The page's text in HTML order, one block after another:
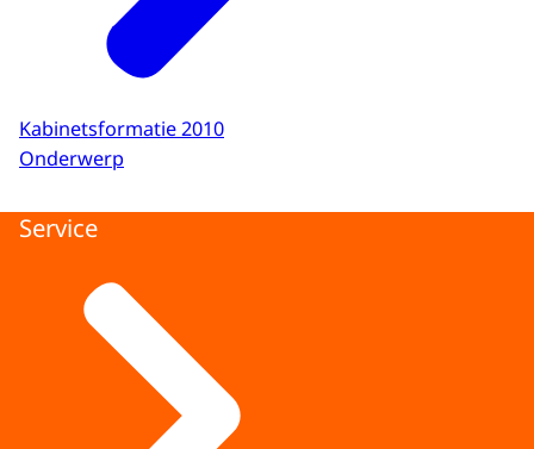
Kabinetsformatie 2010
Onderwerp
Service